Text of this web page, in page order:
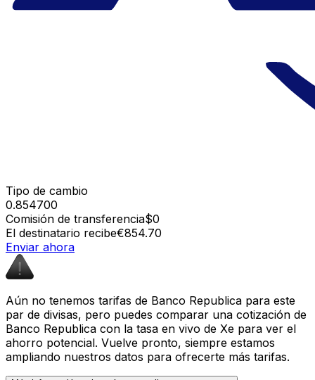
Tipo de cambio
0.854700
Comisión de transferencia$0
El destinatario recibe€854.70
Enviar ahora
Aún no tenemos tarifas de Banco Republica para este
par de divisas, pero puedes comparar una cotización de
Banco Republica con la tasa en vivo de Xe para ver el
ahorro potencial. Vuelve pronto, siempre estamos
ampliando nuestros datos para ofrecerte más tarifas.